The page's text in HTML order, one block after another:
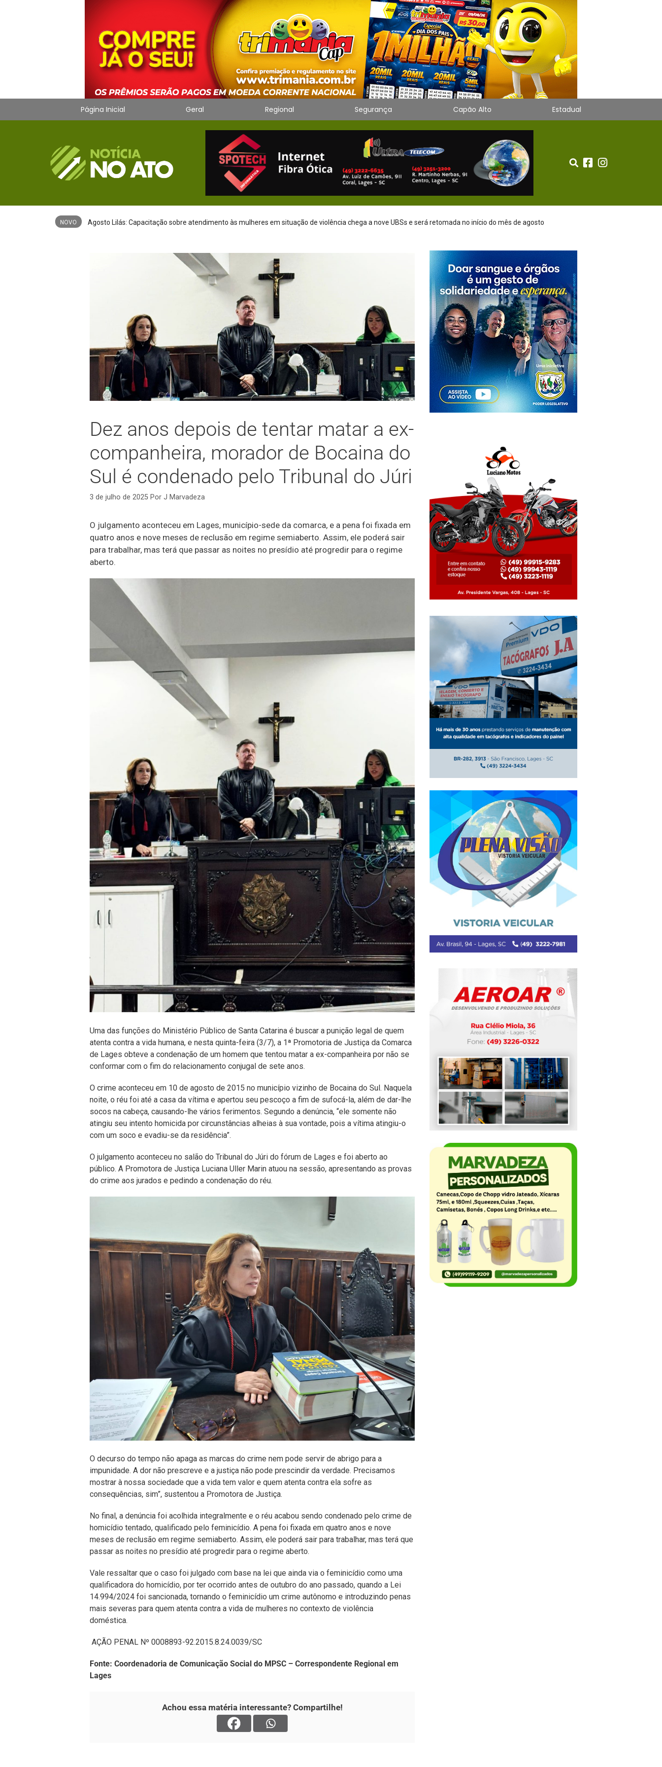
Página Inicial Geral Regional Segurança Capão Alto Estadual
NOVO Trio é preso após furto de cerca de 3,5 mil metros de cabos de energia em São Joaquim
Dez anos depois de tentar matar a ex-
companheira, morador de Bocaina do
Sul é condenado pelo Tribunal do Júri
3 de julho de 2025 Por J Marvadeza
O julgamento aconteceu em Lages, município-sede da comarca, e a pena foi fixada em
quatro anos e nove meses de reclusão em regime semiaberto. Assim, ele poderá sair
para trabalhar, mas terá que passar as noites no presídio até progredir para o regime
aberto.
Uma das funções do Ministério Público de Santa Catarina é buscar a punição legal de quem
atenta contra a vida humana, e nesta quinta-feira (3/7), a 1ª Promotoria de Justiça da Comarca
de Lages obteve a condenação de um homem que tentou matar a ex-companheira por não se
conformar com o fim do relacionamento conjugal de sete anos.
O crime aconteceu em 10 de agosto de 2015 no município vizinho de Bocaina do Sul. Naquela
noite, o réu foi até a casa da vítima e apertou seu pescoço a fim de sufocá-la, além de dar-lhe
socos na cabeça, causando-lhe vários ferimentos. Segundo a denúncia, “ele somente não
atingiu seu intento homicida por circunstâncias alheias à sua vontade, pois a vítima atingiu-o
com um soco e evadiu-se da residência”.
O julgamento aconteceu no salão do Tribunal do Júri do fórum de Lages e foi aberto ao
público. A Promotora de Justiça Luciana Uller Marin atuou na sessão, apresentando as provas
do crime aos jurados e pedindo a condenação do réu.
O decurso do tempo não apaga as marcas do crime nem pode servir de abrigo para a
impunidade. A dor não prescreve e a justiça não pode prescindir da verdade. Precisamos
mostrar à nossa sociedade que a vida tem valor e quem atenta contra ela sofre as
consequências, sim”, sustentou a Promotora de Justiça.
No final, a denúncia foi acolhida integralmente e o réu acabou sendo condenado pelo crime de
homicídio tentado, qualificado pelo feminicídio. A pena foi fixada em quatro anos e nove
meses de reclusão em regime semiaberto. Assim, ele poderá sair para trabalhar, mas terá que
passar as noites no presídio até progredir para o regime aberto.
Vale ressaltar que o caso foi julgado com base na lei que ainda via o feminicídio como uma
qualificadora do homicídio, por ter ocorrido antes de outubro do ano passado, quando a Lei
14.994/2024 foi sancionada, tornando o feminicídio um crime autônomo e introduzindo penas
mais severas para quem atenta contra a vida de mulheres no contexto de violência
doméstica.
AÇÃO PENAL Nº 0008893-92.2015.8.24.0039/SC
Fonte: Coordenadoria de Comunicação Social do MPSC – Correspondente Regional em
Lages
Achou essa matéria interessante? Compartilhe!